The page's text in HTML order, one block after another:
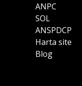
ANPC
SOL
ANSPDCP
Harta site
Blog